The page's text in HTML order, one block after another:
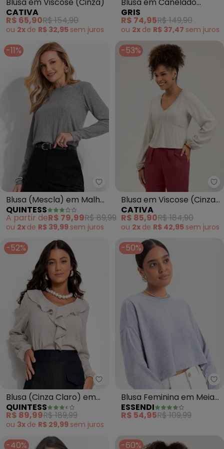
Blusa em Viscose (Cinza)
CATIVA
R$ 65,90R$ 154,90
ou 2x de R$ 32,95 sem juros
Blusa em Canelado
Aveludado (Cinza)
GRIS
R$ 74,95R$ 149,90
ou 2x de R$ 37,47 sem juros
-11%
Quintess - Blusa (Mescla) em
Blusa (Mescla) em Malha
Canelada
QUINTESS
A partir deR$ 79,99R$ 89,99
ou 2x de R$ 39,99 sem juros
-53%
Blusa em Viscose (Cinza
Claro)
CATIVA
R$ 85,90R$ 184,90
ou 2x de R$ 42,95 sem juros
-52%
Quintess - Blusa (Cinza Claro)
Blusa (Cinza Claro) em
Tecido Plano Bordado
QUINTESS
R$ 89,99R$ 189,99
ou 3x de R$ 29,99 sem juros
-50%
Blusa Feminina em Meia
Malha (Cinza)
ESSENDI
R$ 54,95R$ 109,99
-40% -60%